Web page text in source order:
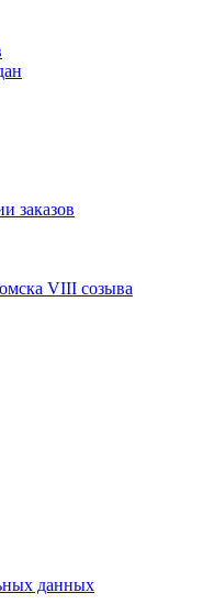
заказов
VIII созыва
данных